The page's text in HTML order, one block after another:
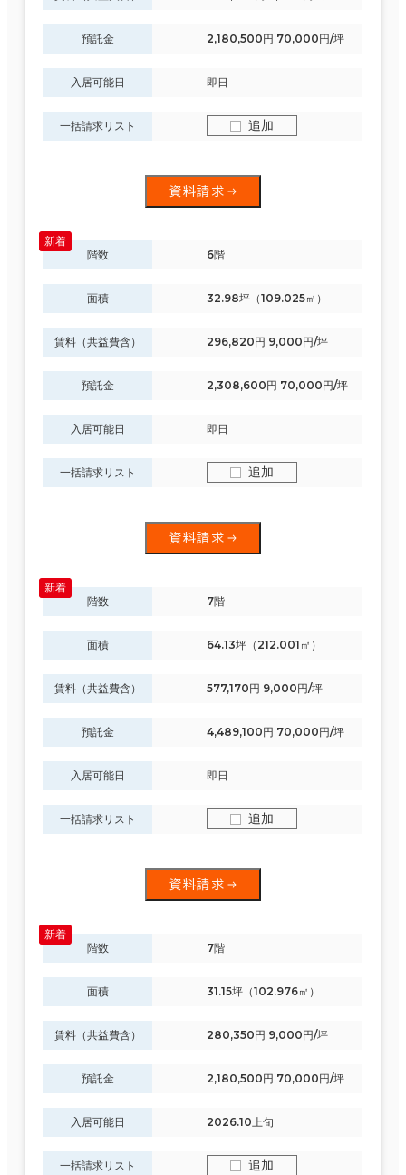
預託金 2,180,500円 70,000円/坪
入居可能日 即日
一括請求リスト 追加
資料請求
階数 6階
面積 32.98坪（109.025㎡）
賃料（共益費含） 296,820円 9,000円/坪
預託金 2,308,600円 70,000円/坪
入居可能日 即日
一括請求リスト 追加
資料請求
階数 7階
面積 64.13坪（212.001㎡）
賃料（共益費含） 577,170円 9,000円/坪
預託金 4,489,100円 70,000円/坪
入居可能日 即日
一括請求リスト 追加
資料請求
階数 7階
面積 31.15坪（102.976㎡）
賃料（共益費含） 280,350円 9,000円/坪
預託金 2,180,500円 70,000円/坪
入居可能日 2026.10上旬
一括請求リスト 追加